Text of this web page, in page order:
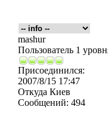
mashur
Пользователь 1
Присоединился:
2007/8/15 17:47
Откуда Киев
Сообщений: 494